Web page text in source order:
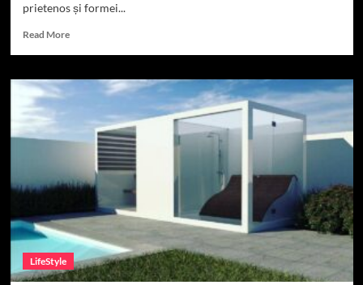
prietenos și formei...
Read MoreRead
Care
recomandate
suplimente
pentru
paraziți
intestinali?
Top
7
suplimente
eficiente
în
LifeStyle